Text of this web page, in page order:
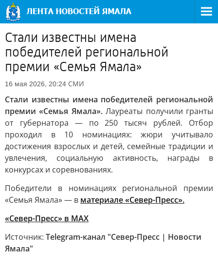
Стали известны имена
победителей региональной
премии «Семья Ямала»
16 мая 2026, 20:24 СМИ
Стали известны имена победителей региональной
премии «Семья Ямала».Лауреаты получили гранты
от губернатора — по 250 тысяч рублей. Отбор
проходил в 10 номинациях: жюри учитывало
достижения взрослых и детей, семейные традиции и
увлечения, социальную активность, награды в
конкурсах и соревнованиях.
Победители в номинациях региональной премии
«Семья Ямала» — в материале «Север-Пресс».
«Север-Пресс» в MAX
Источник: Telegram-канал "Север-Пресс | Новости
Ямала"